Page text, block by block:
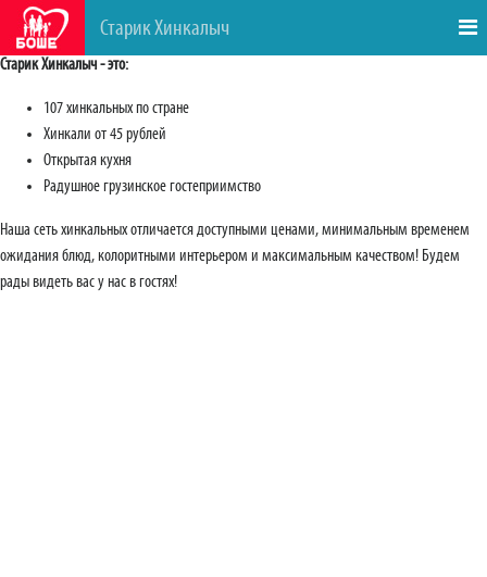
Старик Хинкалыч
Старик Хинкалыч - это:
107 хинкальных по стране
Хинкали от 45 рублей
Открытая кухня
Радушное грузинское гостеприимство
Наша сеть хинкальных отличается доступными ценами, минимальным временем
ожидания блюд, колоритными интерьером и максимальным качеством! Будем
рады видеть вас у нас в гостях!